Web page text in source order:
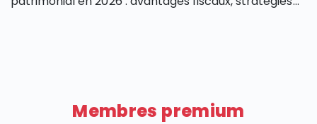
Membres premium